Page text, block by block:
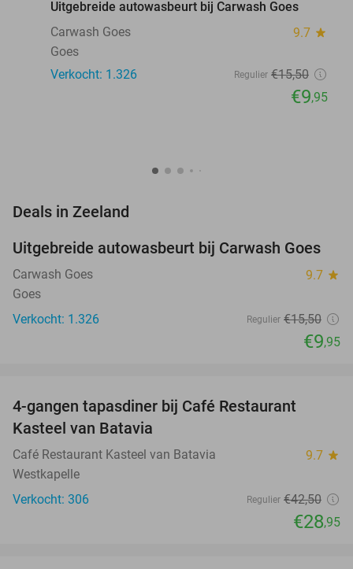
Uitgebreide autowasbeurt bij Carwash Goes
Carwash Goes
9.7 star
Goes
Verkocht: 1.326
Regulier €15,50
€9,95
Deals in Zeeland
36%
Uitgebreide autowasbeurt bij Carwash Goes
Carwash Goes 9.7 star
Goes
Verkocht: 1.326
Regulier €15,50
€9,95
4-gangen tapasdiner bij Café Restaurant
Kasteel van Batavia
Café Restaurant Kasteel van Batavia 9.7 star
Westkapelle
Verkocht: 306
Regulier €42,50
€28,95